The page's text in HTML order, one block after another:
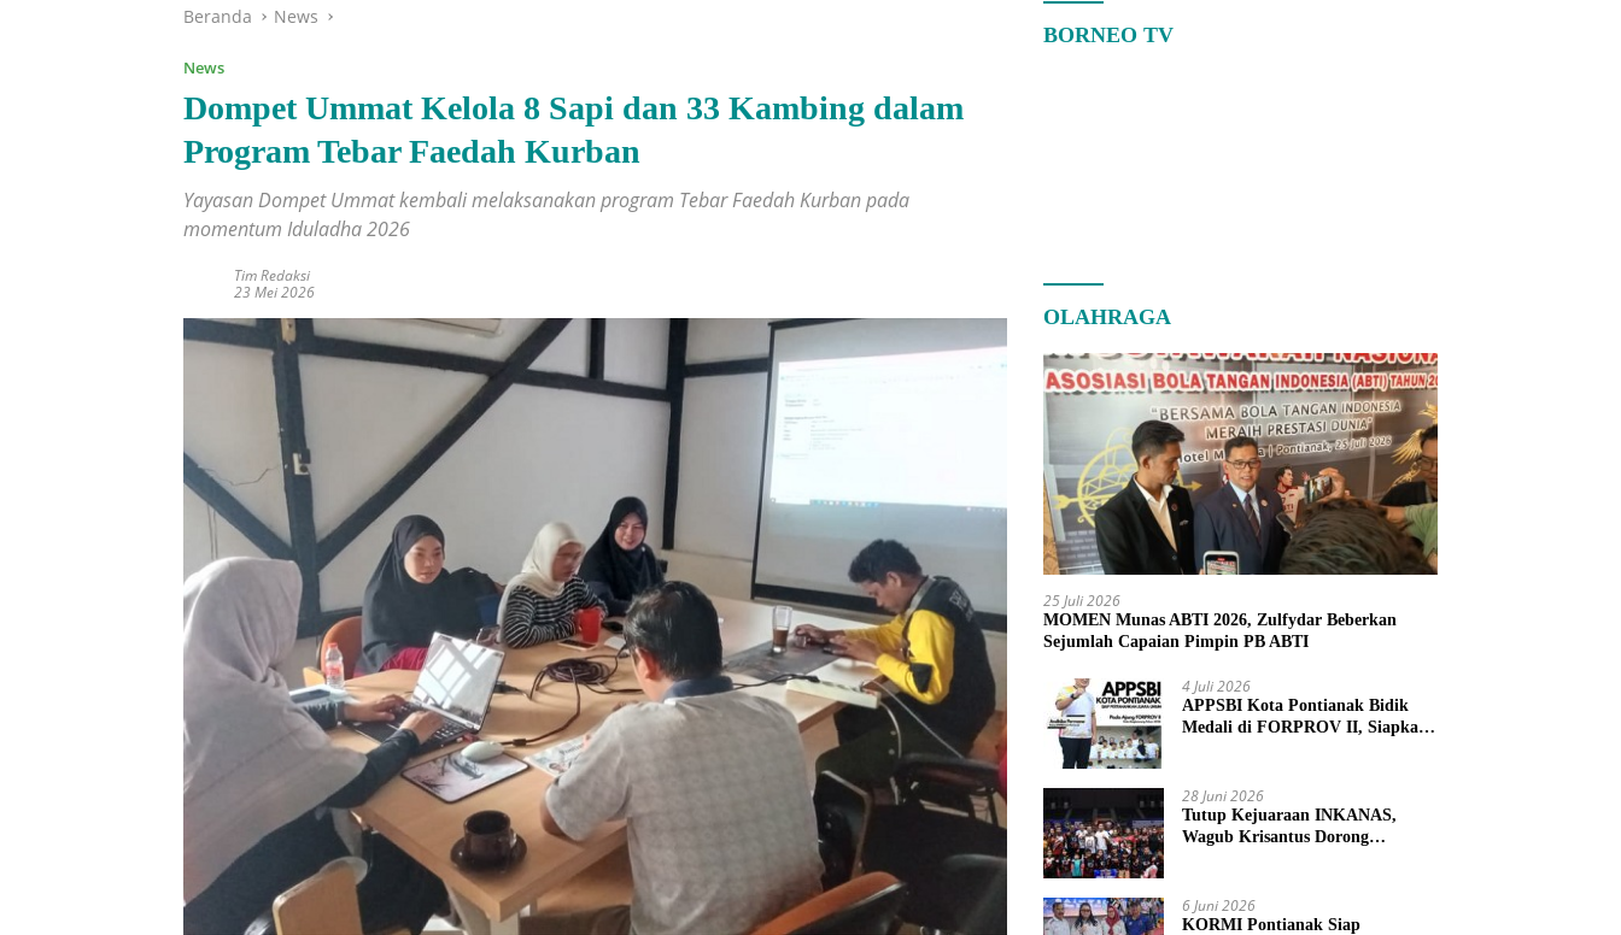
Beranda News
News
Dompet Ummat Kelola 8 Sapi dan 33 Kambing dalam
Program Tebar Faedah Kurban
Yayasan Dompet Ummat kembali melaksanakan program Tebar Faedah Kurban pada
momentum Iduladha 2026
Tim Redaksi
23 Mei 2026
BORNEO TV
OLAHRAGA
25 Juli 2026
MOMEN Munas ABTI 2026, Zulfydar Beberkan
Sejumlah Capaian Pimpin PB ABTI
4 Juli 2026
APPSBI Kota Pontianak Bidik
Medali di FORPROV II, Siapkan
28 Juni 2026
Tutup Kejuaraan INKANAS,
Wagub Krisantus Dorong
6 Juni 2026
KORMI Pontianak Siap